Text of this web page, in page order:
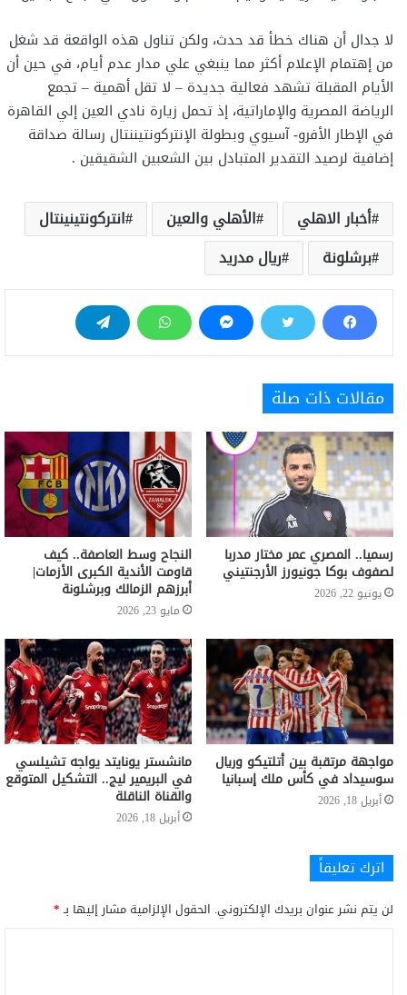
لا جدال أن هناك خطأ قد حدث، ولكن تناول هذه الواقعة قد شغل
من إهتمام الإعلام أكثر مما ينبغي علي مدار عدم أيام، في حين أن
الأيام المقبلة تشهد فعالية جديدة – لا تقل أهمية – تجمع
الرياضة المصرية والإماراتية، إذ تحمل زيارة نادي العين إلي القاهرة
في الإطار الأفرو- آسيوي وبطولة الإنتركونتيننتال رسالة صداقة
إضافية لرصيد التقدير المتبادل بين الشعبين الشقيقين .
أخبار الاهلي الأهلي والعين
انتركونتينينتال
برشلونة
ريال مدريد
مقالات ذات صلة
رسميا.. المصري عمر مختار مدربا
لصفوف بوكا جونيورز الأرجنتيني
يونيو 22, 2026
النجاح وسط العاصفة.. كيف
قاومت الأندية الكبرى الأزمات|
أبرزهم الزمالك وبرشلونة
مايو 23, 2026
مواجهة مرتقبة بين أتلتيكو وريال
سوسيداد في كأس ملك إسبانيا
أبريل 18, 2026
مانشستر يونايتد يواجه تشيلسي
في البريمير ليج.. التشكيل المتوقع
والقناة الناقلة
أبريل 18, 2026
اترك تعليقاً
لن يتم نشر عنوان بريدك الإلكتروني. الحقول الإلزامية مشار إليها بـ*